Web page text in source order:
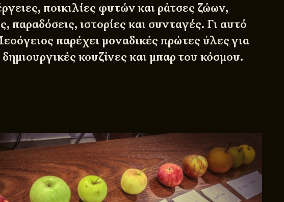
ποικιλίες φυτών και ράτσες ζώων,
παραδόσεις, ιστορίες και συνταγές. Γι αυτό
παρέχει μοναδικές πρώτες ύλες για
δημιουργικές κουζίνες και μπαρ του κόσμου.